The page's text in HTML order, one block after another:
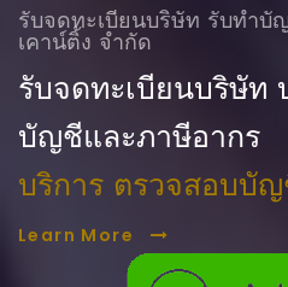
รับจดทะเบียนบริษัท รับทํา
เคาน์ติ้ง จำกัด
รับจดทะเบียนบริษัท
บัญชีและภาษีอากร
บริการ ตรวจสอบบั
Learn More